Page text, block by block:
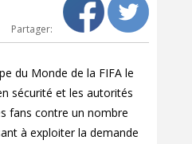
Partager:
du Monde de la FIFA le
sécurité et les autorités
fans contre un nombre
à exploiter la demande